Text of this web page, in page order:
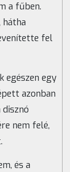
a fűben.
hátha
fel
egészen egy
azonban
nem felé,
és a